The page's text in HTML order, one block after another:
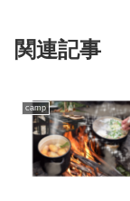
関連記事
camp